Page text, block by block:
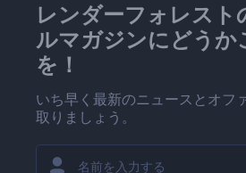
レンダーフォレスト
ルマガジンにどうか
を！
いち早く最新のニュースとオフ
取りましょう。